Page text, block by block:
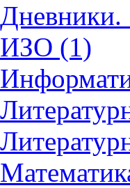
Дневники.
ИЗО (1)